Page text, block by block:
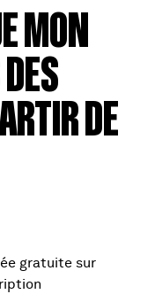
MON
DE
gratuite sur